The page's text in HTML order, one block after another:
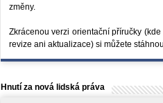
změny.
Zkrácenou verzi orientační příručky
revize ani aktualizace) si můžete
Hnutí za nová lidská práva